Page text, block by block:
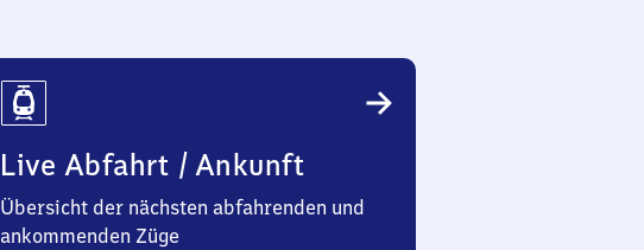
Live Abfahrt / Ankunft
Übersicht der nächsten abfahrenden und
ankommenden Züge